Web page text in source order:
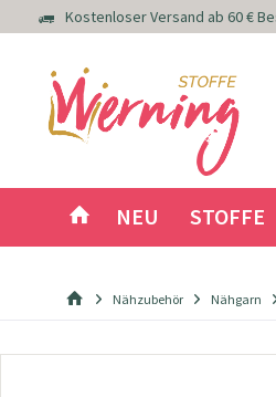
Kostenloser Versand ab 60 €
NEU STOFFE
Nähzubehör Nähgarn